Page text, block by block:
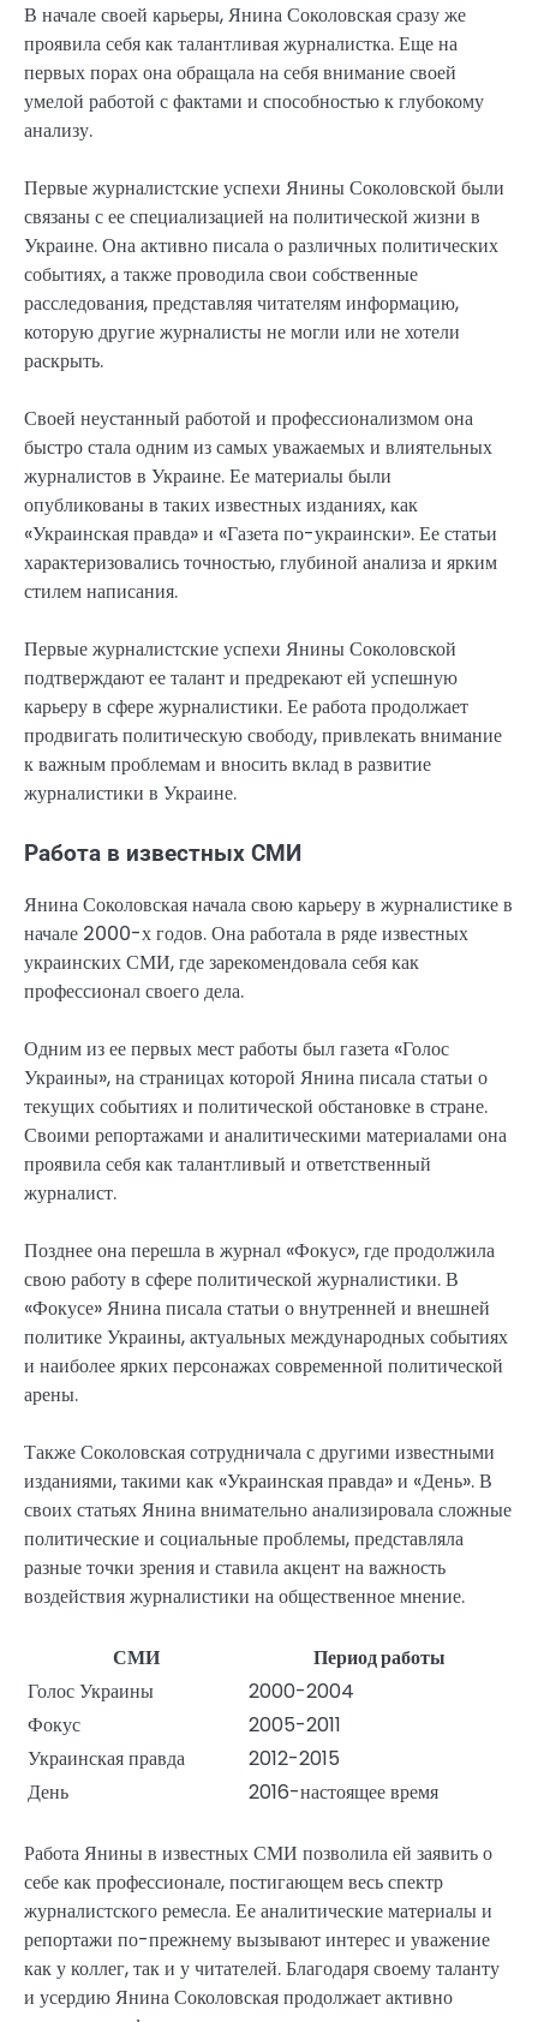
В начале своей карьеры, Янина Соколовская сразу же
проявила себя как талантливая журналистка. Еще на
первых порах она обращала на себя внимание своей
умелой работой с фактами и способностью к глубокому
анализу.
Первые журналистские успехи Янины Соколовской были
связаны с ее специализацией на политической жизни в
Украине. Она активно писала о различных политических
событиях, а также проводила свои собственные
расследования, представляя читателям информацию,
которую другие журналисты не могли или не хотели
раскрыть.
Своей неустанный работой и профессионализмом она
быстро стала одним из самых уважаемых и влиятельных
журналистов в Украине. Ее материалы были
опубликованы в таких известных изданиях, как
«Украинская правда» и «Газета по-украински». Ее статьи
характеризовались точностью, глубиной анализа и ярким
стилем написания.
Первые журналистские успехи Янины Соколовской
подтверждают ее талант и предрекают ей успешную
карьеру в сфере журналистики. Ее работа продолжает
продвигать политическую свободу, привлекать внимание
к важным проблемам и вносить вклад в развитие
журналистики в Украине.
Работа в известных СМИ
Янина Соколовская начала свою карьеру в журналистике в
начале 2000-х годов. Она работала в ряде известных
украинских СМИ, где зарекомендовала себя как
профессионал своего дела.
Одним из ее первых мест работы был газета «Голос
Украины», на страницах которой Янина писала статьи о
текущих событиях и политической обстановке в стране.
Своими репортажами и аналитическими материалами она
проявила себя как талантливый и ответственный
журналист.
Позднее она перешла в журнал «Фокус», где продолжила
свою работу в сфере политической журналистики. В
«Фокусе» Янина писала статьи о внутренней и внешней
политике Украины, актуальных международных событиях
и наиболее ярких персонажах современной политической
арены.
Также Соколовская сотрудничала с другими известными
изданиями, такими как «Украинская правда» и «День». В
своих статьях Янина внимательно анализировала сложные
политические и социальные проблемы, представляла
разные точки зрения и ставила акцент на важность
воздействия журналистики на общественное мнение.
СМИ
Период работы
Голос Украины
2000-2004
Фокус
2005-2011
Украинская правда
2012-2015
День
2016-настоящее время
Работа Янины в известных СМИ позволила ей заявить о
себе как профессионале, постигающем весь спектр
журналистского ремесла. Ее аналитические материалы и
репортажи по-прежнему вызывают интерес и уважение
как у коллег, так и у читателей. Благодаря своему таланту
и усердию Янина Соколовская продолжает активно